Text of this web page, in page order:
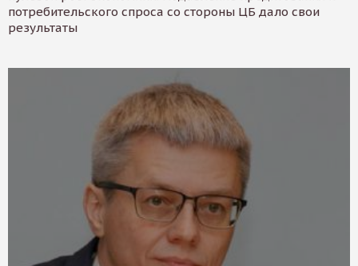
потребительского спроса со стороны ЦБ дало свои
результаты